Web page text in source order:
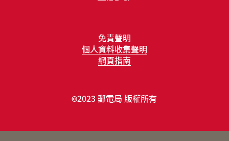
免責聲明
個人資料收集聲明
網頁指南
©2023 郵電局 版權所有